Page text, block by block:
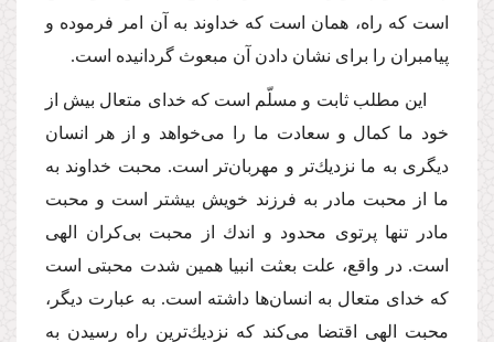
است كه راه، همان است كه خداوند به آن امر فرموده و
پیامبران را براى نشان دادن آن مبعوث گردانیده است.
این مطلب ثابت و مسلّم است كه خداى متعال بیش از
خود ما كمال و سعادت ما را مى‌خواهد و از هر انسان
دیگرى به ما نزدیك‌تر و مهربان‌تر است. محبت خداوند به
ما از محبت مادر به فرزند خویش بیشتر است و محبت
مادر تنها پرتوى محدود و اندك از محبت بى‌كران الهى
است. در واقع، علت بعثت انبیا همین شدت محبتى است
كه خداى متعال به انسان‌ها داشته است. به عبارت دیگر،
محبت الهى اقتضا مى‌كند كه نزدیك‌ترین راه رسیدن به